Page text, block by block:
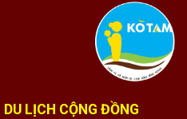
LỊCH CỘNG ĐỒNG